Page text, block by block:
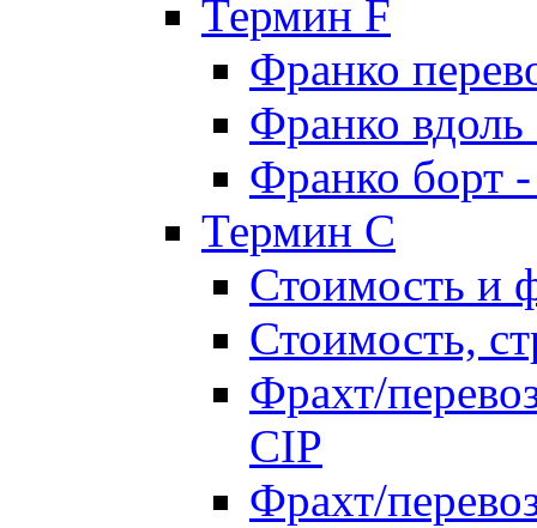
Термин F
Франко
Франко вдоль
Франко борт
Термин С
Стоимость и
Стоимость,
Фрахт/
CIP
Фрахт/